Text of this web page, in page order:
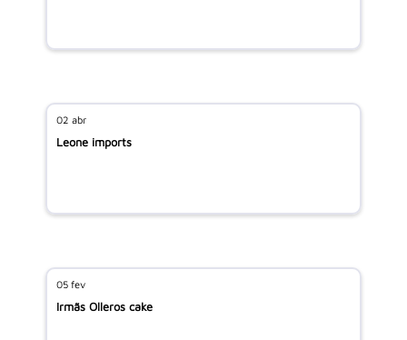
02 abr
Leone imports
05 fev
Irmãs Olleros cake